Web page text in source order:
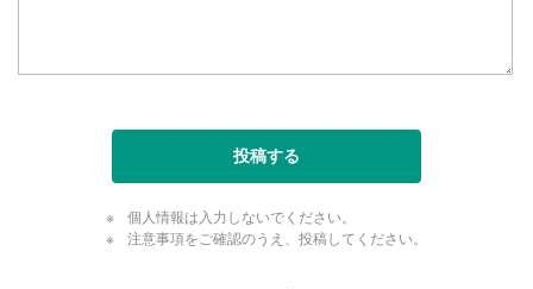
投稿する
個人情報は入力しないでください。
注意事項をご確認のうえ、投稿してください。